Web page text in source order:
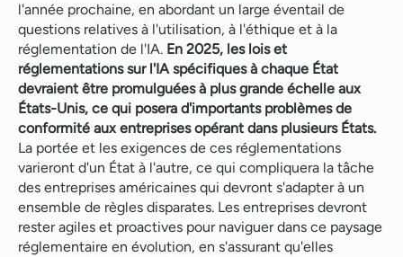
l'année prochaine, en abordant un large éventail de
questions relatives à l'utilisation, à l'éthique et à la
réglementation de l'IA. En 2025, les lois et
réglementations sur l'IA spécifiques à chaque État
devraient être promulguées à plus grande échelle aux
États-Unis, ce qui posera d'importants problèmes de
conformité aux entreprises opérant dans plusieurs États.
La portée et les exigences de ces réglementations
varieront d'un État à l'autre, ce qui compliquera la tâche
des entreprises américaines qui devront s'adapter à un
ensemble de règles disparates. Les entreprises devront
rester agiles et proactives pour naviguer dans ce paysage
réglementaire en évolution, en s'assurant qu'elles